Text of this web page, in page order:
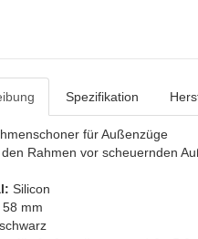
Spezifikation
für Außenzüge
Rahmen vor scheuernden
Silicon
58 mm
schwarz